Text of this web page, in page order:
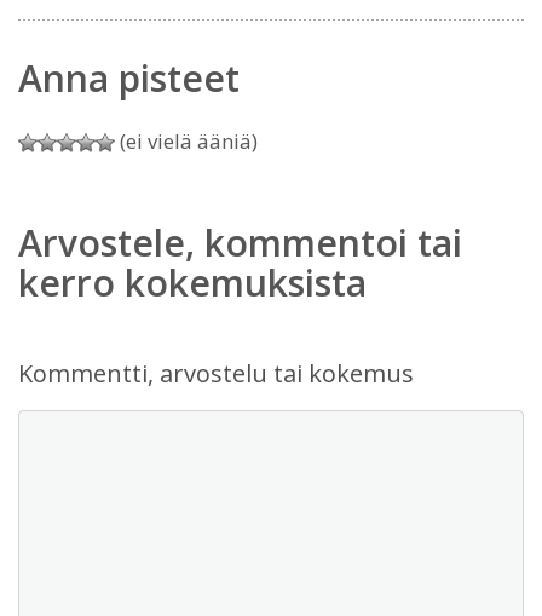
Anna pisteet
(ei vielä ääniä)
Arvostele, kommentoi tai
kerro kokemuksista
Kommentti, arvostelu tai kokemus